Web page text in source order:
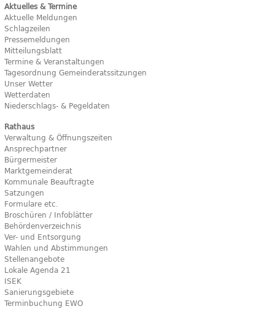
Aktuelles & Termine
Aktuelle Meldungen
Schlagzeilen
Pressemeldungen
Mitteilungsblatt
Termine & Veranstaltungen
Tagesordnung Gemeinderatssitzungen
Unser Wetter
Wetterdaten
Niederschlags- & Pegeldaten
Rathaus
Verwaltung & Öffnungszeiten
Ansprechpartner
Bürgermeister
Marktgemeinderat
Kommunale Beauftragte
Satzungen
Formulare etc.
Broschüren / Infoblätter
Behördenverzeichnis
Ver- und Entsorgung
Wahlen und Abstimmungen
Stellenangebote
Lokale Agenda 21
ISEK
Sanierungsgebiete
Terminbuchung EWO